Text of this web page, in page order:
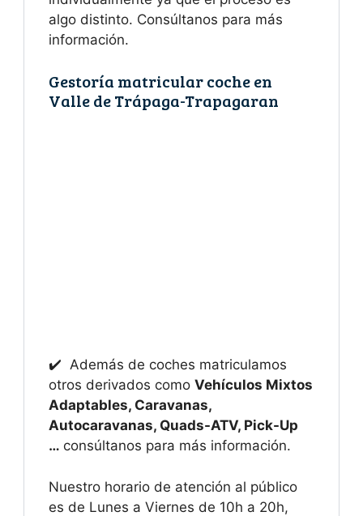
algo distinto. Consúltanos para más
información.
Gestoría matricular coche en
Valle de Trápaga-Trapagaran
✔️ Además de coches matriculamos
otros derivados como Vehículos Mixtos
Adaptables, Caravanas,
Autocaravanas, Quads-ATV, Pick-Up
… consúltanos para más información.
Nuestro horario de atención al público
es de Lunes a Viernes de 10h a 20h,